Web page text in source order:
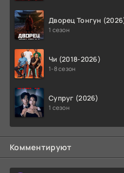
Дворец Тонгун
1 сезон
Чи (2018-2026)
1-8 сезон
Супруг (2026)
1 сезон
Комментируют